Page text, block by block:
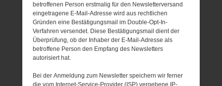
betroffenen Person erstmalig für den Newsletterversand
eingetragene E-Mail-Adresse wird aus rechtlichen
Gründen eine Bestätigungsmail im Double-Opt-In-
Verfahren versendet. Diese Bestätigungsmail dient der
Überprüfung, ob der Inhaber der E-Mail-Adresse als
betroffene Person den Empfang des Newsletters
autorisiert hat.
Bei der Anmeldung zum Newsletter speichern wir ferner
die vom Internet-Service-Provider (ISP) vergebene IP-